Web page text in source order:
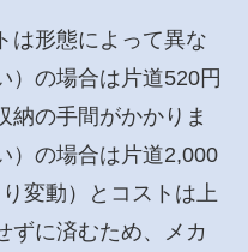
は形態によって異な
）の場合は片道520円
納の手間がかかりま
）の場合は片道2,000
変動）とコストは上
ずに済むため、メカ